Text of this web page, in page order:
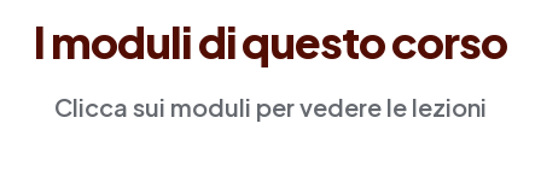
I moduli di questo corso
Clicca sui moduli per vedere le lezioni